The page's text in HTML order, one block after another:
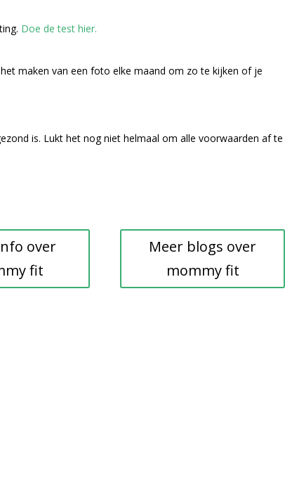
Doe de test hier.
maken van een foto elke maand om zo te kijken of je
is. Lukt het nog niet helmaal om alle voorwaarden af te
over
fit
Meer blogs over
mommy fit